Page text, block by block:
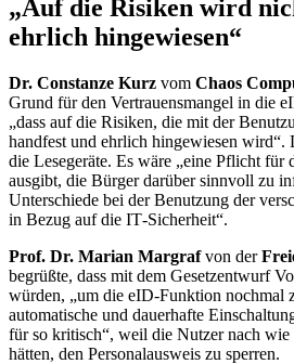
„Auf die Risiken wird
ehrlich hingewiesen“
Dr. Constanze Kurz vom Chaos
Grund für den Vertrauensmangel in die
„dass auf die Risiken, die mit der
handfest und ehrlich hingewiesen wird“.
die Lesegeräte. Es wäre „eine Pflicht für
ausgibt, die Bürger darüber sinnvoll zu
Unterschiede bei der Benutzung der
in Bezug auf die IT-Sicherheit“.
Prof. Dr. Marian Margrafvon der
begrüßte, dass mit dem Gesetzentwurf
würden, „um die eID-Funktion nochmal
automatische und dauerhafte
für so kritisch“, weil die Nutzer nach
hätten, den Personalausweis zu sperren.